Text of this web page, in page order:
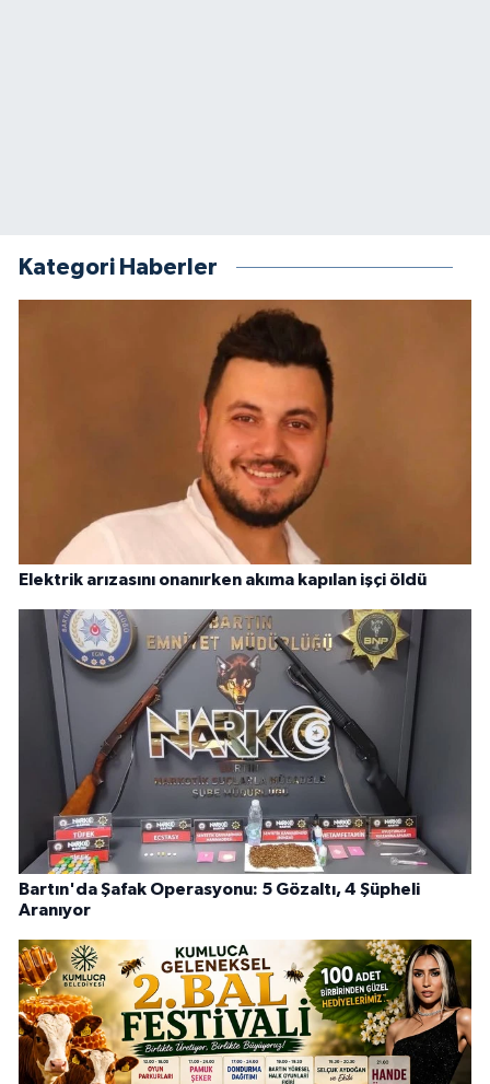
Kategori Haberler
Elektrik arızasını onanırken akıma kapılan işçi öldü
Bartın'da Şafak Operasyonu: 5 Gözaltı, 4 Şüpheli
Aranıyor